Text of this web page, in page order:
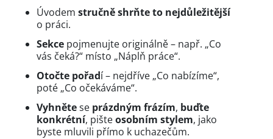
Úvodem stručně shrňte to nejdůležitější
o práci.
Sekce pojmenujte originálně – např. „Co
vás čeká?“ místo „Náplň práce“.
Otočte pořadí – nejdříve „Co nabízíme“,
poté „Co očekáváme“.
Vyhnětese prázdným frázím, buďte
konkrétní, pišteosobním stylem, jako
byste mluvili přímo k uchazečům.